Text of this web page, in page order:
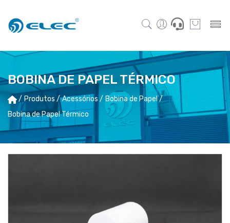
BOBINA DE PAPEL TÉRMICO
/ Produtos / Acessórios / Bobina de Papel /
Bobina de Papel Térmico